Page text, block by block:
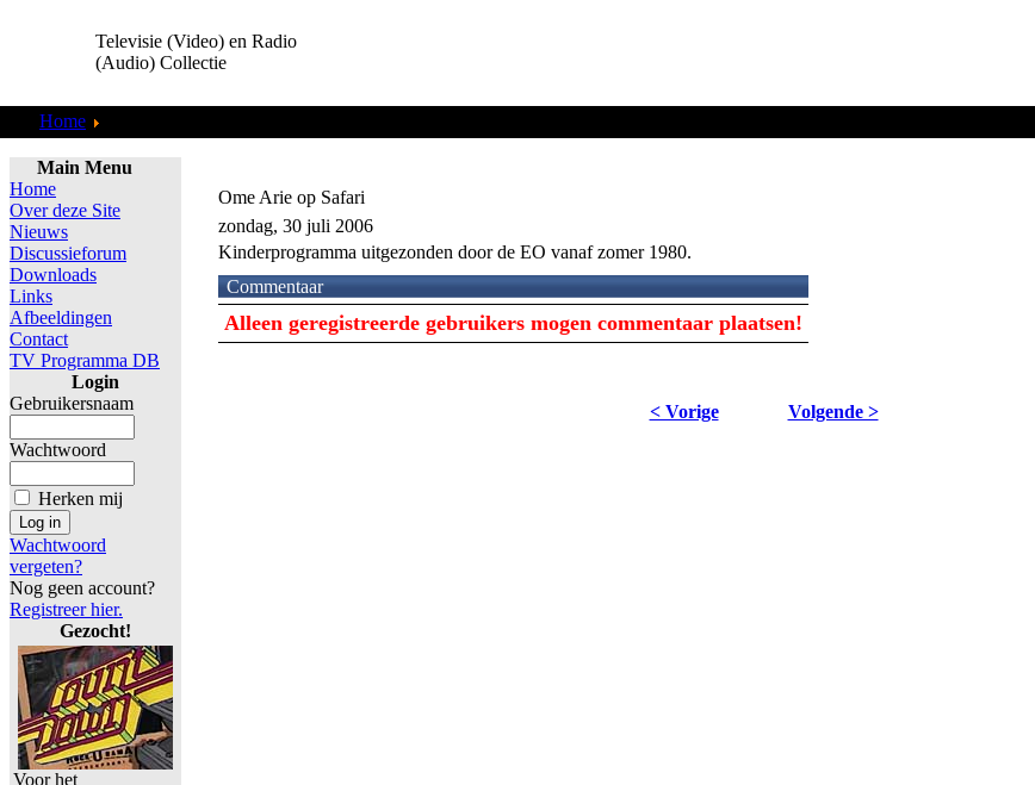
Televisie (Video) en Radio
(Audio) Collectie
Home
Main Menu
Home
Over deze Site
Nieuws
Discussieforum
Downloads
Links
Afbeeldingen
Contact
TV Programma DB
Login
Gebruikersnaam
Wachtwoord
Herken mij
Wachtwoord
vergeten?
Nog geen account?
Registreer hier.
Gezocht!
Voor het
Ome Arie op Safari
zondag, 30 juli 2006
Kinderprogramma uitgezonden door de EO vanaf zomer 1980.
Commentaar
Alleen geregistreerde gebruikers mogen commentaar plaatsen!
< Vorige Volgende >